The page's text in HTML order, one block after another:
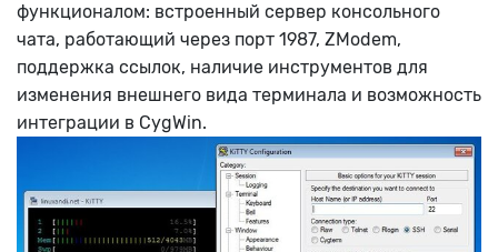
функционалом: встроенный сервер консольного
чата, работающий через порт 1987, ZModem,
поддержка ссылок, наличие инструментов для
изменения внешнего вида терминала и возможность
интеграции в CygWin.